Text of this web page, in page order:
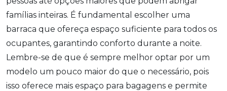
famílias inteiras. É fundamental escolher uma
barraca que ofereça espaço suficiente para todos os
ocupantes, garantindo conforto durante a noite.
Lembre-se de que é sempre melhor optar por um
modelo um pouco maior do que o necessário, pois
isso oferece mais espaço para bagagens e permite